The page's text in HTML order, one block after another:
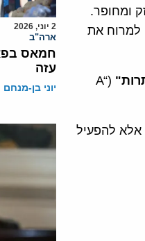
ומחופר.
למרוח את
(“A
אלא להפעיל
2 יוני, 2026
ארה"ב
חמאס
עזה
יוני בן-מנחם